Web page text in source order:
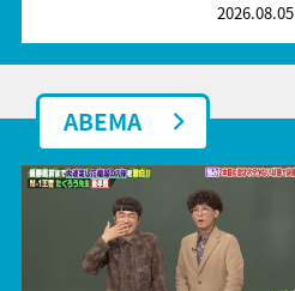
2026.08.05
ABEMA